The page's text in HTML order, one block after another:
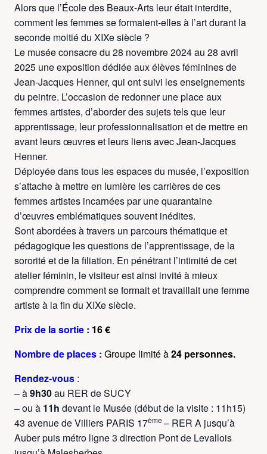
Alors que l’École des Beaux-Arts leur était interdite,
comment les femmes se formaient-elles à l’art durant la
seconde moitié du XIXe siècle ?
Le musée consacre du 28 novembre 2024 au 28 avril
2025 une exposition dédiée aux élèves féminines de
Jean-Jacques Henner, qui ont suivi les enseignements
du peintre. L’occasion de redonner une place aux
femmes artistes, d’aborder des sujets tels que leur
apprentissage, leur professionnalisation et de mettre en
avant leurs œuvres et leurs liens avec Jean-Jacques
Henner.
Déployée dans tous les espaces du musée, l’exposition
s’attache à mettre en lumière les carrières de ces
femmes artistes incarnées par une quarantaine
d’œuvres emblématiques souvent inédites.
Sont abordées à travers un parcours thématique et
pédagogique les questions de l’apprentissage, de la
sororité et de la filiation. En pénétrant l’intimité de cet
atelier féminin, le visiteur est ainsi invité à mieux
comprendre comment se formait et travaillait une femme
artiste à la fin du XIXe siècle.
Prix de la sortie : 16 €
Nombre de places : Groupe limitéà24 personnes.
Rendez-vous :
– à9h30au RER de SUCY
–ou à 11h devant le Musée (début de la visite : 11h15)
43 avenue de Villiers PARIS 17ème – RER A jusqu’à
Auber puis métro ligne 3 direction Pont de Levallois